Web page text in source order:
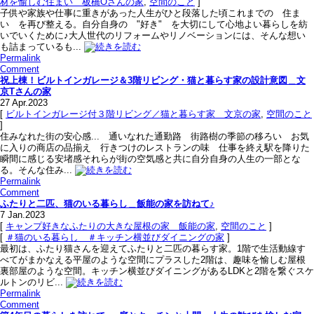
子供や家族や仕事に重きがあった人生がひと段落した頃これまでの 住ま
い を再び整える。自分自身の "好き" を大切にして心地よい暮らしを紡
いでいくために♪大人世代のリフォームやリノベーションには、そんな想い
も詰まっているも...
Permalink
Comment
祝上棟！ビルトインガレージ＆3階リビング・猫と暮らす家の設計意図＿文
京Tさんの家
27 Apr.2023
[ ビルトインガレージ付３階リビング／猫と暮らす家＿文京の家, 空間のこと
]
住みなれた街の安心感... 通いなれた通勤路 街路樹の季節の移ろい お気
に入りの商店の品揃え 行きつけのレストランの味 仕事を終え駅を降りた
瞬間に感じる安堵感それらが街の空気感と共に自分自身の人生の一部とな
る。そんな住み...
Permalink
Comment
ふたりと二匹、猫のいる暮らし＿飯能の家を訪ねて♪
7 Jan.2023
[ キャンプ好きなふたりの大きな屋根の家＿飯能の家, 空間のこと ]
[ ＃猫のいる暮らし ＃キッチン横並びダイニングの家 ]
最初は、ふたり猫さんを迎えてふたりと二匹の暮らす家。1階で生活動線す
べてがまかなえる平屋のような空間にプラスした2階は、趣味を愉しむ屋根
裏部屋のような空間。キッチン横並びダイニングがあるLDKと2階を繋ぐスケ
ルトンのリビ...
Permalink
Comment